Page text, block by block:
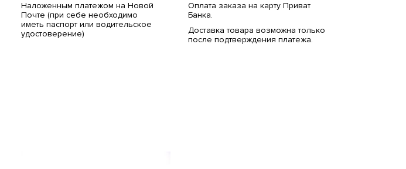
Наложенным платежом на Новой
Почте (при себе необходимо
иметь паспорт или водительское
удостоверение)
Оплата заказа на карту Приват
Банка.
Доставка товара возможна только
после подтверждения платежа.